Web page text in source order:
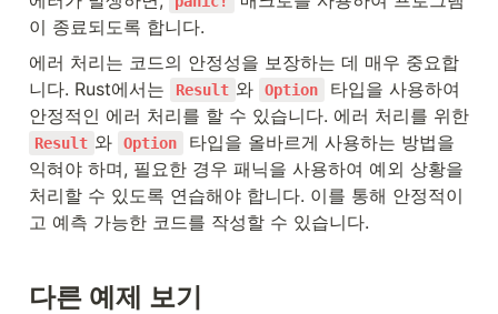
이 종료되도록 합니다.
에러 처리는 코드의 안정성을 보장하는 데 매우 중요합
니다. Rust에서는
Result 와 Option
타입을 사용하여
Result 와 Option
타입을 올바르게 사용하는 방법을
익혀야 하며, 필요한 경우 패닉을 사용하여 예외 상황을
처리할 수 있도록 연습해야 합니다. 이를 통해 안정적이
고 예측 가능한 코드를 작성할 수 있습니다.
다른 예제 보기